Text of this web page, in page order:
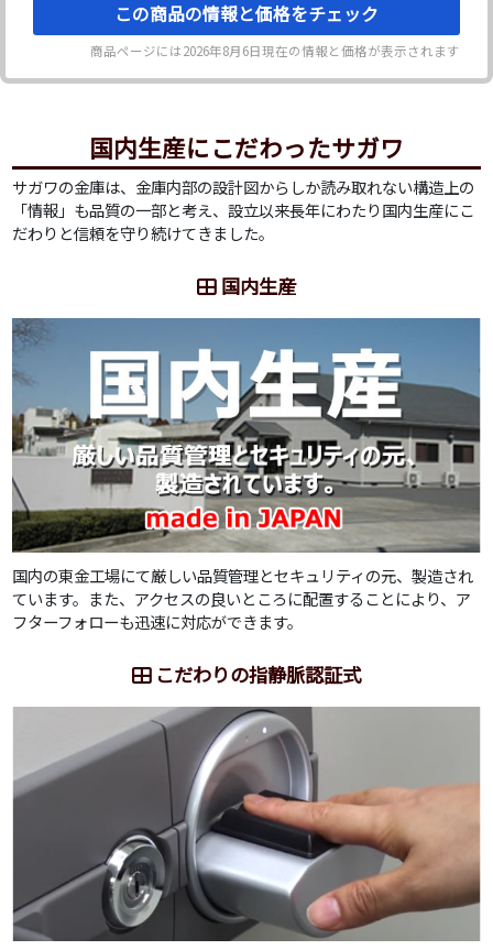
この商品の情報と価格をチェック
商品ページには2026年8月6日現在の情報と価格が表示されます
国内生産にこだわったサガワ
サガワの金庫は、金庫内部の設計図からしか読み取れない構造上の
「情報」も品質の一部と考え、設立以来長年にわたり国内生産にこ
だわりと信頼を守り続けてきました。
国内生産
国内の東金工場にて厳しい品質管理とセキュリティの元、製造され
ています。また、アクセスの良いところに配置することにより、ア
フターフォローも迅速に対応ができます。
こだわりの指静脈認証式